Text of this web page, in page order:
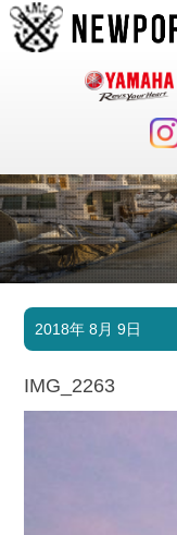
マリンクラブ
マリンライフを堪能したい！
ボート免許
2018年 8月 9日
IMG_2263